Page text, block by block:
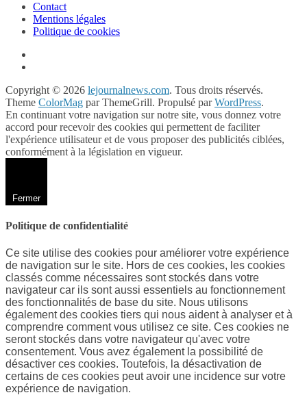
Contact
Mentions légales
Politique de cookies
Copyright © 2026 lejournalnews.com. Tous droits réservés.
Theme ColorMag par ThemeGrill. Propulsé parWordPress.
En continuant votre navigation sur notre site, vous donnez votre
accord pour recevoir des cookies qui permettent de faciliter
l'expérience utilisateur et de vous proposer des publicités ciblées,
conformément à la législation en vigueur.
Fermer
Politique de confidentialité
Ce site utilise des cookies pour améliorer votre expérience
de navigation sur le site. Hors de ces cookies, les cookies
classés comme nécessaires sont stockés dans votre
navigateur car ils sont aussi essentiels au fonctionnement
des fonctionnalités de base du site. Nous utilisons
également des cookies tiers qui nous aident à analyser et à
comprendre comment vous utilisez ce site. Ces cookies ne
seront stockés dans votre navigateur qu'avec votre
consentement. Vous avez également la possibilité de
désactiver ces cookies. Toutefois, la désactivation de
certains de ces cookies peut avoir une incidence sur votre
expérience de navigation.